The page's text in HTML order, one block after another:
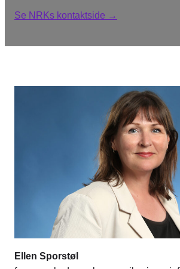
Se NRKs kontaktside →
Ellen Sporstøl